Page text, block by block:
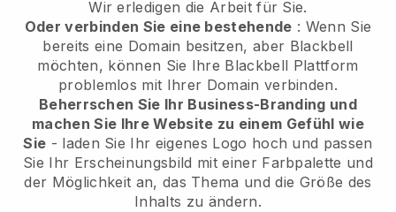
Wir erledigen die Arbeit für Sie.
Oder verbinden Sie eine bestehende : Wenn Sie
bereits eine Domain besitzen, aber Blackbell
möchten, können Sie Ihre Blackbell Plattform
problemlos mit Ihrer Domain verbinden.
Beherrschen Sie Ihr Business-Branding und
machen Sie Ihre Website zu einem Gefühl wie
Sie - laden Sie Ihr eigenes Logo hoch und passen
Sie Ihr Erscheinungsbild mit einer Farbpalette und
der Möglichkeit an, das Thema und die Größe des
Inhalts zu ändern.